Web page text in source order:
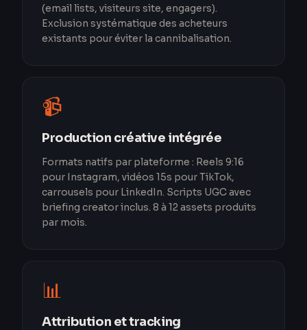
(email lists, visiteurs site, engagers).
Exclusion systématique des acheteurs
existants pour éviter la cannibalisation.
📹
Production créative intégrée
Formats natifs par plateforme : Reels 9:16
pour Instagram, vidéos 15s pour TikTok,
carrousels pour LinkedIn. Scripts UGC avec
briefing creator inclus. 8 à 12 assets produits
par mois.
📊
Attribution et tracking